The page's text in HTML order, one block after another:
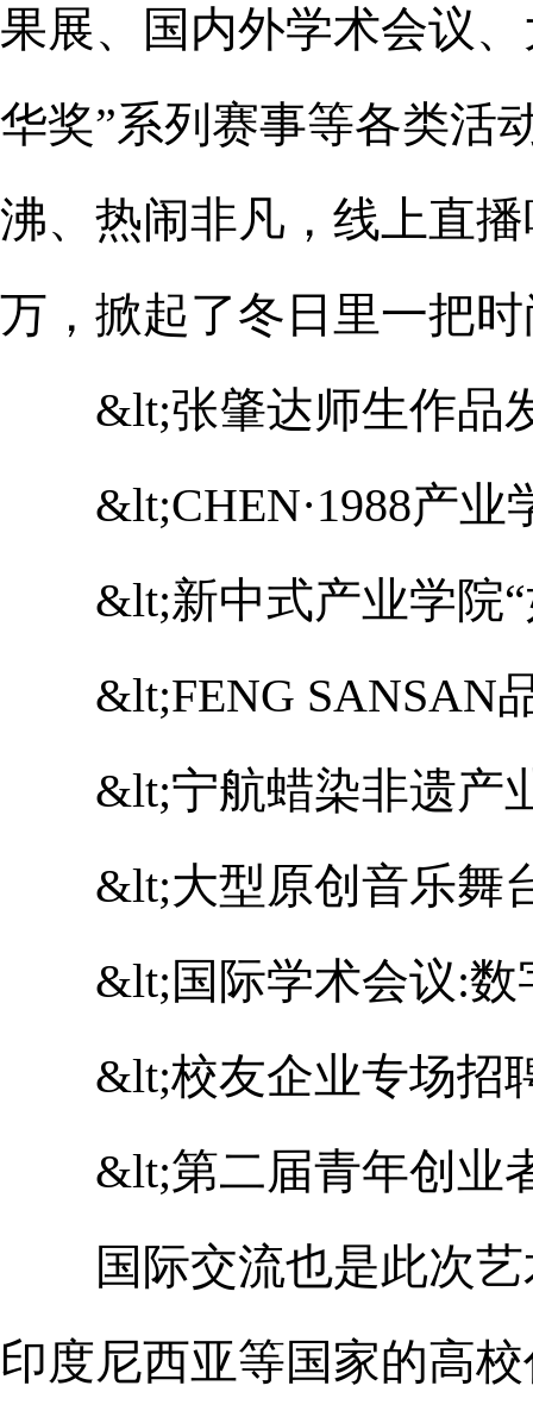
果展、国内外学术会议
华奖”系列赛事等各类活
沸、热闹非凡，线上直
万，掀起了冬日里一把
&lt;张肇达师生作品
&lt;CHEN·1988产业
&lt;新中式产业学院“
&lt;FENG SANSAN
&lt;宁航蜡染非遗产
&lt;大型原创音乐舞
&lt;国际学术会议:数
&lt;校友企业专场招
&lt;第二届青年创业
国际交流也是此次艺
印度尼西亚等国家的高